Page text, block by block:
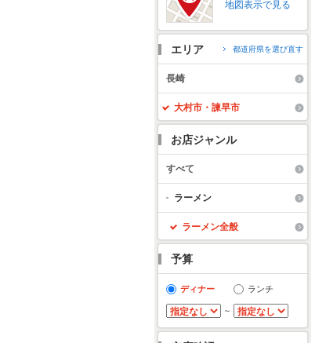
地図表示で見る
エリア 都道府県を選び直す
長崎
大村市・諫早市
お店ジャンル
すべて
ラーメン
ラーメン全般
予算
ディナー ランチ
～